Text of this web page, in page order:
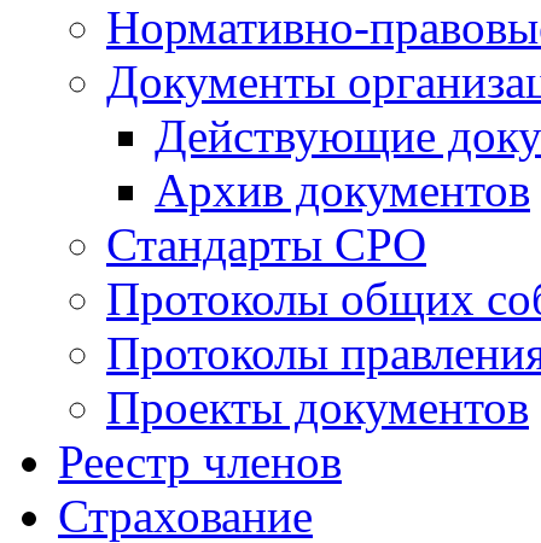
Нормативно-
Документы
Действующие
Архив документов
Стандарты СРО
Протоколы общих
Протоколы
Проекты документов
Реестр членов
Страхование